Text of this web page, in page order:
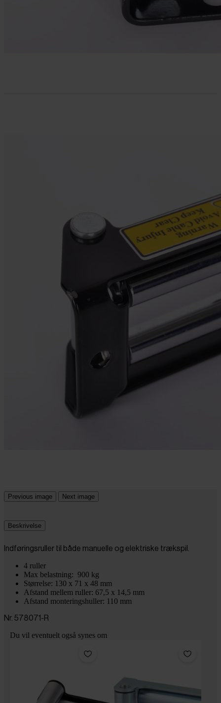
Previous image Next image
Beskrivelse
Indføringsruller til både manuelle og elektriske trækspil.
4 ruller
Max belastning: 900 kg
Størrelse: 130 x 71 x 48 mm
Afstand mellem ruller: 67,5 x 14,5 mm
Afstand monteringshuller: 110 mm
Nr. 578071-R
Du vil eventuelt også synes om